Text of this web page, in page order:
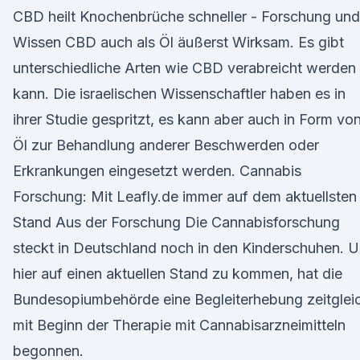
CBD heilt Knochenbrüche schneller - Forschung und
Wissen CBD auch als Öl äußerst Wirksam. Es gibt
unterschiedliche Arten wie CBD verabreicht werden
kann. Die israelischen Wissenschaftler haben es in
ihrer Studie gespritzt, es kann aber auch in Form von
Öl zur Behandlung anderer Beschwerden oder
Erkrankungen eingesetzt werden. Cannabis
Forschung: Mit Leafly.de immer auf dem aktuellsten
Stand Aus der Forschung Die Cannabisforschung
steckt in Deutschland noch in den Kinderschuhen.
hier auf einen aktuellen Stand zu kommen, hat die
Bundesopiumbehörde eine Begleiterhebung
mit Beginn der Therapie mit Cannabisarzneimitteln
begonnen.